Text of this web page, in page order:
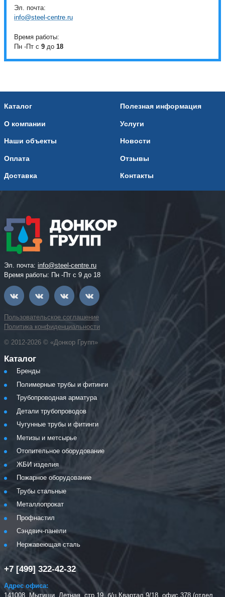
Эл. почта:
info@steel-centre.ru
Время работы:
Пн -Пт с 9 до 18
Каталог
О компании
Наши объекты
Оплата
Доставка
Полезная информация
Услуги
Новости
Отзывы
Контакты
Эл. почта: info@steel-centre.ru
Время работы: Пн -Пт с 9 до 18
Пользовательское соглашение
Политика конфиденциальности
© 2012-2026 © «Донкор Групп»
Каталог
Бренды
Полимерные трубы и фитинги
Трубопроводная арматура
Детали трубопроводов
Чугунные трубы и фитинги
Метизы и метсырье
Отопительное оборудование
ЖБИ изделия
Пожарное оборудование
Трубы стальные
Металлопрокат
Профнастил
Сэндвич-панели
Нержавеющая сталь
+7 [499] 322-42-32
Адрес офиса:
141008, Мытищи, Летная, стр 19, б/ц Квартал 9/18, офис 378 (отдел